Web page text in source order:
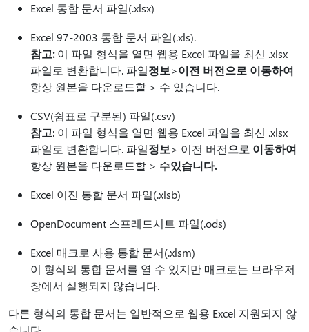
Excel 통합 문서 파일(.xlsx)
Excel 97-2003 통합 문서 파일(.xls).
참고:이 파일 형식을 열면 웹용 Excel 파일을 최신 .xlsx
파일로 변환합니다. 파일정보>이전 버전으로 이동하여
항상 원본을 다운로드할 > 수 있습니다.
CSV(쉼표로 구분된) 파일(.csv)
참고: 이 파일 형식을 열면 웹용 Excel 파일을 최신 .xlsx
파일로 변환합니다. 파일정보> 이전 버전으로 이동하여
항상 원본을 다운로드할 > 수있습니다.
Excel 이진 통합 문서 파일(.xlsb)
OpenDocument 스프레드시트 파일(.ods)
Excel 매크로 사용 통합 문서(.xlsm)
이 형식의 통합 문서를 열 수 있지만 매크로는 브라우저
창에서 실행되지 않습니다.
다른 형식의 통합 문서는 일반적으로 웹용 Excel 지원되지 않